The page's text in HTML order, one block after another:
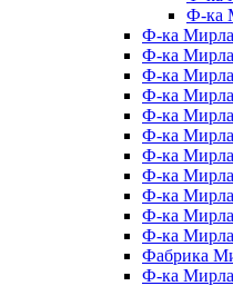
Ф-ка
Ф-ка
Ф-ка
Ф-ка
Ф-ка
Ф-ка
Ф-ка
Ф-ка
Ф-ка
Ф-ка
Ф-ка
Ф-ка
Фабрика
Ф-ка